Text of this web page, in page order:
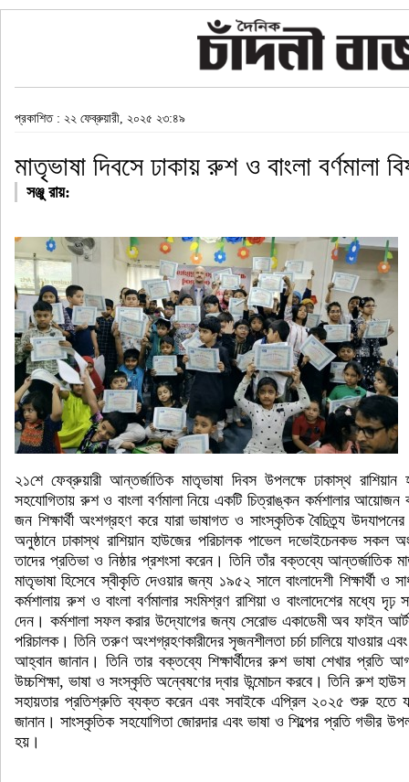
প্রকাশিত : ২২ ফেব্রুয়ারী, ২০২৫ ২৩:৪৯
মাতৃভাষা দিবসে ঢাকায় রুশ ও বাংলা বর্ণমালা
সঞ্জু রায়:
২১শে ফেব্রুয়ারী আন্তর্জাতিক মাতৃভাষা দিবস উপলক্ষে ঢাকাস্থ
সহযোগিতায় রুশ ও বাংলা বর্ণমালা নিয়ে একটি চিত্রাঙ্কন কর্মশালার
জন শিক্ষার্থী অংশগ্রহণ করে যারা ভাষাগত ও সাংস্কৃতিক বৈচিত্র্য
অনুষ্ঠানে ঢাকাস্থ রাশিয়ান হাউজের পরিচালক পাভেল দভোইচেনকভ সকল
তাদের প্রতিভা ও নিষ্ঠার প্রশংসা করেন। তিনি তাঁর বক্তব্যে আন্তর্জাতিক
মাতৃভাষা হিসেবে স্বীকৃতি দেওয়ার জন্য ১৯৫২ সালে বাংলাদেশী শিক্ষার্থী ও
কর্মশালায় রুশ ও বাংলা বর্ণমালার সংমিশ্রণ রাশিয়া ও বাংলাদেশের মধ্যে
দেন। কর্মশালা সফল করার উদ্যোগের জন্য সেরোভ একাডেমী অব ফাইন
পরিচালক। তিনি তরুণ অংশগ্রহণকারীদের সৃজনশীলতা চর্চা চালিয়ে যাওয়ার
আহ্বান জানান। তিনি তার বক্তব্যে শিক্ষার্থীদের রুশ ভাষা শেখার প্রতি
উচ্চশিক্ষা, ভাষা ও সংস্কৃতি অন্বেষণের দ্বার উন্মোচন করবে। তিনি রুশ
সহায়তার প্রতিশ্রুতি ব্যক্ত করেন এবং সবাইকে এপ্রিল ২০২৫ শুরু হতে
জানান। সাংস্কৃতিক সহযোগিতা জোরদার এবং ভাষা ও শিল্পের প্রতি গভীর
হয়।